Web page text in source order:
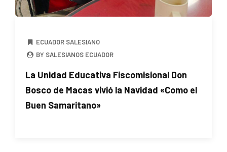
ECUADOR SALESIANO
BY SALESIANOS ECUADOR
La Unidad Educativa Fiscomisional Don
Bosco de Macas vivió la Navidad «Como el
Buen Samaritano»